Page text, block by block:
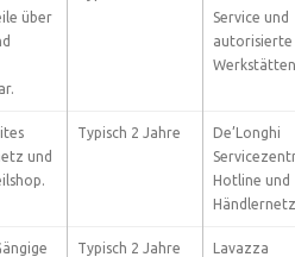
über
Service und
autorisierte
Werkstätten
und
Typisch 2 Jahre
De’Longhi
Hotline und
Händlernetz
Typisch 2 Jahre
Lavazza